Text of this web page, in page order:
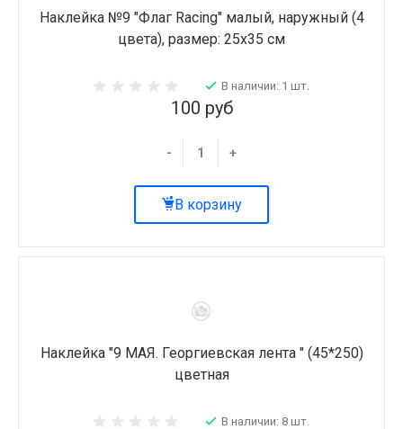
Наклейка №9 "Флаг Racing" малый, наружный (4
цвета), размер: 25х35 см
В наличии: 1 шт.
100 руб
- +
В корзину
Наклейка "9 МАЯ. Георгиевская лента " (45*250)
цветная
В наличии: 8 шт.